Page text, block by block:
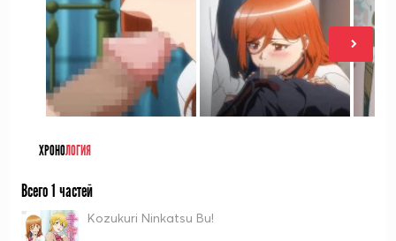
ХРОНОЛОГИЯ
Всего 1 частей
Kozukuri Ninkatsu Bu!